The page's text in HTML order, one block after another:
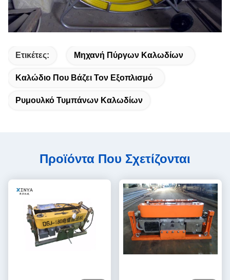
Ετικέτες: Μηχανή Πύργων Καλωδίων
Καλώδιο Που Βάζει Τον Εξοπλισμό
Ρυμουλκό Τυμπάνων Καλωδίων
Προϊόντα Που Σχετίζονται